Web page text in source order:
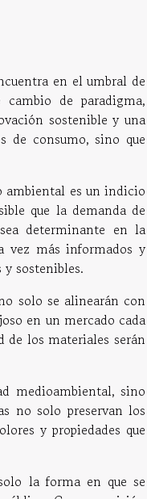
en el umbral de
de paradigma,
sostenible y una
de consumo, sino que
ambiental es un indicio
que la demanda de
sea determinante en la
vez más informados y
y sostenibles.
solo se alinearán con
en un mercado cada
de los materiales serán
medioambiental, sino
no solo preservan los
y propiedades que
la forma en que se